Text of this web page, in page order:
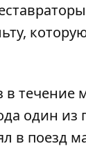
в течение
один
в поезд